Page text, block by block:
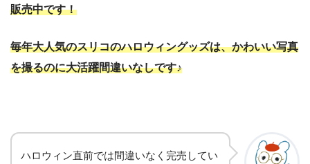
販売中です！
毎年大人気のスリコのハロウィングッズは、かわいい写真
を撮るのに大活躍間違いなしです♪
ハロウィン直前では間違いなく完売してい